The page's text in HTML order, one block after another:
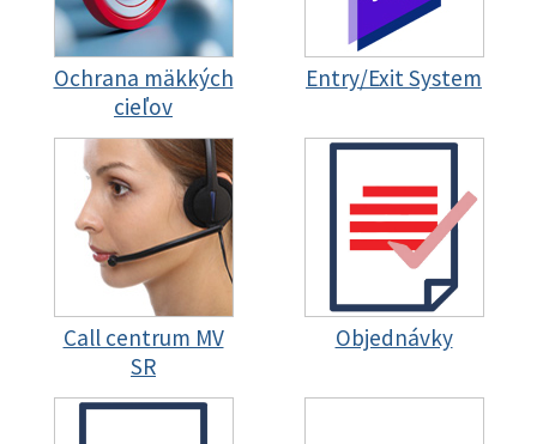
Ochrana mäkkých
cieľov
Entry/Exit System
Call centrum MV
SR
Objednávky